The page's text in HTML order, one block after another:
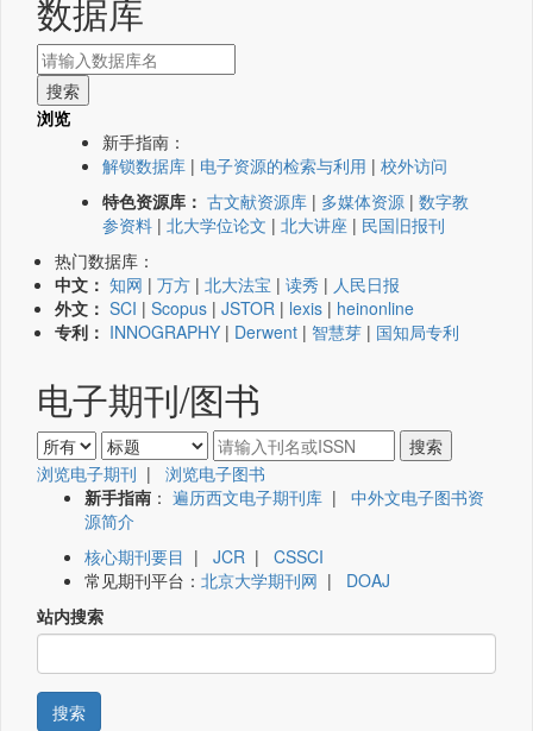
数据库
浏览
新手指南：
解锁数据库 | 电子资源的检索与利用 | 校外访问
特色资源库： 古文献资源库 | 多媒体资源 | 数字教
参资料 | 北大学位论文 | 北大讲座 | 民国旧报刊
热门数据库：
中文： 知网 | 万方 | 北大法宝 | 读秀 | 人民日报
外文： SCI | Scopus | JSTOR | lexis | heinonline
专利： INNOGRAPHY | Derwent | 智慧芽 | 国知局专利
电子期刊/图书
浏览电子期刊 | 浏览电子图书
新手指南 ： 遍历西文电子期刊库 | 中外文电子图书资
源简介
核心期刊要目 | JCR | CSSCI
常见期刊平台： 北京大学期刊网 | DOAJ
站内搜索
搜索